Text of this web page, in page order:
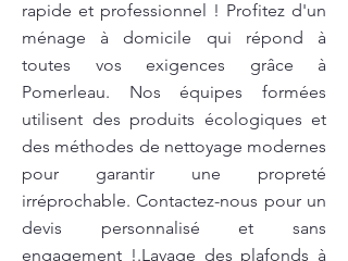
rapide et professionnel ! Profitez d'un
ménage à domicile qui répond à
toutes vos exigences grâce à
Pomerleau. Nos équipes formées
utilisent des produits écologiques et
des méthodes de nettoyage modernes
pour garantir une propreté
irréprochable. Contactez-nous pour un
devis personnalisé et sans
engagement !.Lavage des plafonds à